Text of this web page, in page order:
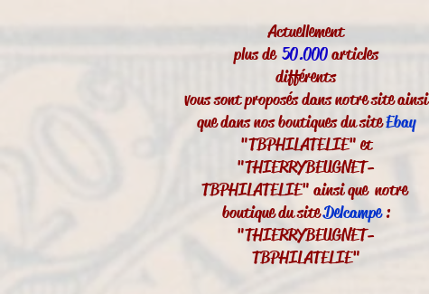
Actuellement
plus de50.000articles
différents
vous sont proposés dans notre site ainsi
que dans nos boutiques du siteEbay
"TBPHILATELIE" et
"THIERRYBEUGNET-
TBPHILATELIE" ainsi que notre
boutique du siteDelcampe:
"THIERRYBEUGNET-
TBPHILATELIE"